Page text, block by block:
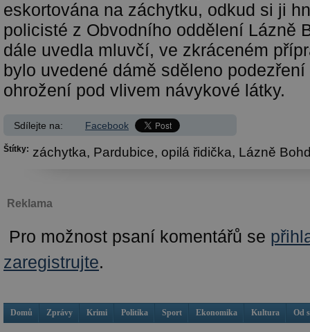
eskortována na záchytku, odkud si ji
policisté z Obvodního oddělení Lázně
dále uvedla mluvčí, ve zkráceném
bylo uvedené dámě sděleno
ohrožení pod vlivem návykové látky.
Sdílejte na: Facebook
Štítky: záchytka, Pardubice, opilá řidička, Lázně
Reklama
Pro možnost psaní komentářů se
zaregistrujte.
Domů Zprávy Krimi Politika Sport Ekonomika Kultura Od